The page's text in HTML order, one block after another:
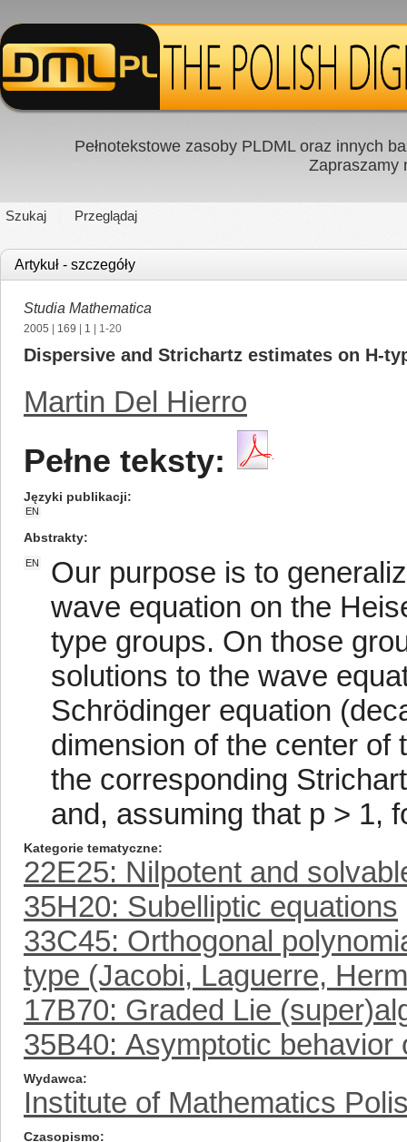
Pełnotekstowe zasoby PLDML oraz innych
Zapraszamy
Szukaj Przeglądaj
Artykuł - szczegóły
Studia Mathematica
2005 169 1 | 1-20
Dispersive and Strichartz estimates on H-
Martin Del Hierro
Pełne teksty:
Języki publikacji
EN
Abstrakty
EN
Our purpose is to
wave equation on the
type groups. On those
solutions to the wave
Schrödinger equation
dimension of the center of
the corresponding
and, assuming that p > 1,
Kategorie tematyczne
22E25: Nilpotent and
35H20: Subelliptic equations
33C45: Orthogonal
type (Jacobi, Laguerre,
17B70: Graded Lie
35B40: Asymptotic behavior
Wydawca
Institute of Mathematics
Czasopismo